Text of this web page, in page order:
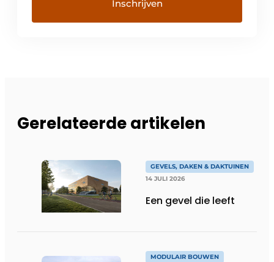
Gerelateerde artikelen
GEVELS, DAKEN & DAKTUINEN
14 JULI 2026
Een gevel die leeft
MODULAIR BOUWEN